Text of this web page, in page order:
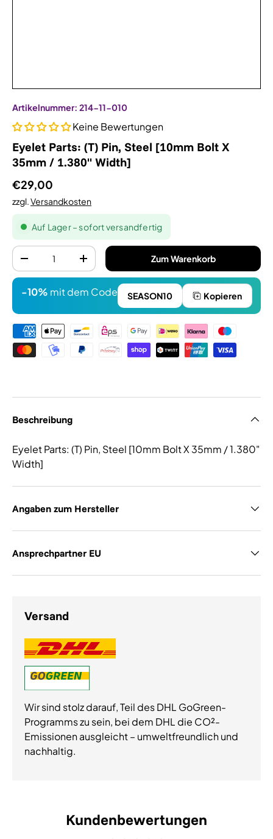
Artikelnummer: 214-11-010
Keine Bewertungen
Eyelet Parts: (T) Pin, Steel [10mm Bolt X
35mm / 1.380" Width]
€29,00
zzgl.Versandkosten
Auf Lager – sofort versandfertig
Anzahl
-
+ Zum Warenkorb
-10% mit dem Code SEASON10 Kopieren
Zahlungsmethoden
Beschreibung
Eyelet Parts: (T) Pin, Steel [10mm Bolt X 35mm / 1.380"
Width]
Angaben zum Hersteller
Ansprechpartner EU
Versand
Wir sind stolz darauf, Teil des DHL GoGreen-
Programms zu sein, bei dem DHL die CO²-
Emissionen ausgleicht – umweltfreundlich und
nachhaltig.
Kundenbewertungen